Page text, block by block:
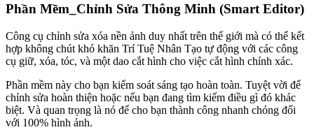
Phần Mềm_Chỉnh Sửa Thông Minh (Smart Editor)
Công cụ chỉnh sửa xóa nền ảnh duy nhất trên thế giới mà có thể kết
hợp không chút khó khăn Trí Tuệ Nhân Tạo tự động với các công
cụ giữ, xóa, tóc, và một dao cắt hình cho việc cắt hình chính xác.
Phần mềm này cho bạn kiểm soát sáng tạo hoàn toàn. Tuyệt vời để
chỉnh sửa hoàn thiện hoặc nếu bạn đang tìm kiếm điều gì đó khác
biệt. Và quan trọng là nó để cho bạn thành công nhanh chóng đối
với 100% hình ảnh.